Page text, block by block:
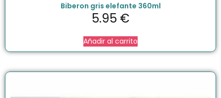
Biberon gris elefante 360ml
5.95 €
Añadir al carrito